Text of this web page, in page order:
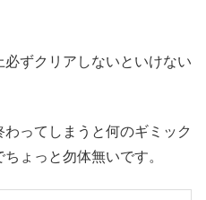
ずクリアしないといけない
ってしまうと何のギミック
ょっと勿体無いです。